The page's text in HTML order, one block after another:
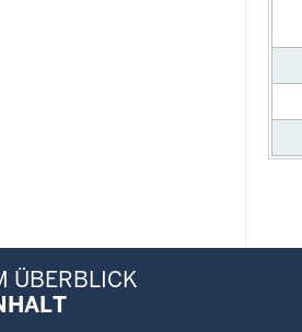
Überblick:
ÜBERBLICK